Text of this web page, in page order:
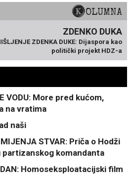
KOLUMNA
ZDENKO DUKA
ZDENKA DUKE: Dijaspora kao
politički projekt HDZ-a
VODU: More pred kućom,
na vratima
naši
STVAR: Priča o Hodži
komandanta
DAN: Homoseksploatacijski film